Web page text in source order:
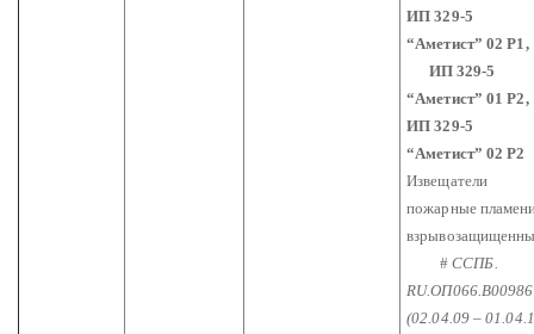
ИП 329-5
“Аметист” 02 Р1,
ИП 329-5
“Аметист” 01 Р2,
ИП 329-5
“Аметист” 02 Р2
Извещатели
пожарные
#ССПБ.
RU.ОП066.В00986
(02.04.09 –